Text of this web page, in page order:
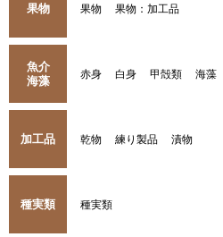
果物 果物 果物：加工品
魚介
海藻
赤身 白身 甲殻類 海藻
加工品 乾物 練り製品 漬物
種実類 種実類